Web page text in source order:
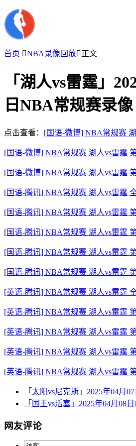
首页 NBA录像回放正文
「湖人vs雷霆」
日NBA常规赛录像
点击查看： [国语-微博] NBA常规赛
[国语-微博] NBA常规赛 湖人vs雷霆
[国语-微博] NBA常规赛 湖人vs雷霆
[国语-腾讯] NBA常规赛 湖人vs雷霆
[国语-腾讯] NBA常规赛 湖人vs雷霆
[国语-腾讯] NBA常规赛 湖人vs雷霆
[国语-腾讯] NBA常规赛 湖人vs雷霆
[国语-腾讯] NBA常规赛 湖人vs雷霆
[英语-腾讯] NBA常规赛 湖人vs雷霆
[英语-腾讯] NBA常规赛 湖人vs雷霆
[英语-腾讯] NBA常规赛 湖人vs雷霆
[英语-腾讯] NBA常规赛 湖人vs雷霆
[英语-腾讯] NBA常规赛 湖人vs雷霆
「太阳vs尼克斯」2025年04月
「国王vs活塞」2025年04月08
网友评论